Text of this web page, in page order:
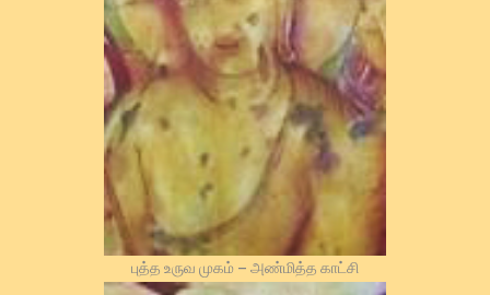
புத்த உருவ முகம் – அண்மித்த காட்சி